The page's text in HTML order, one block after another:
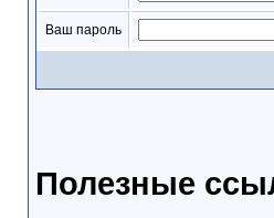
Ваш пароль
Полезные